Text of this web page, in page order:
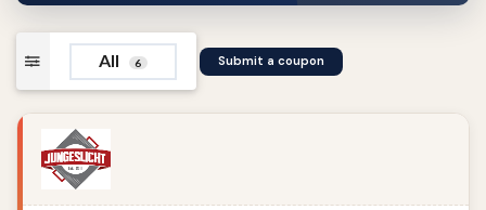
All 6 Submit a coupon